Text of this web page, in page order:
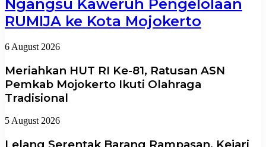
Ngangsu Kaweruh Pengelolaan
RUMIJA ke Kota Mojokerto
6 August 2026
Meriahkan HUT RI Ke-81, Ratusan ASN
Pemkab Mojokerto Ikuti Olahraga
Tradisional
5 August 2026